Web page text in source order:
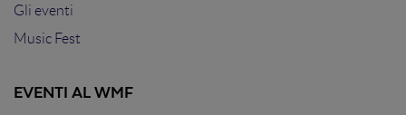
Gli eventi
Music Fest
EVENTI AL WMF